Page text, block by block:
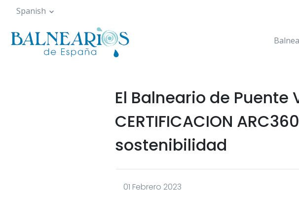
Pasar
contenido
principal
Spanish
El Balneario de
CERTIFICACION
sostenibilidad
01 Febrero 2023